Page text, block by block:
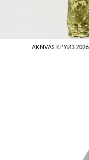
AKNVAS КРУИЗ 2026